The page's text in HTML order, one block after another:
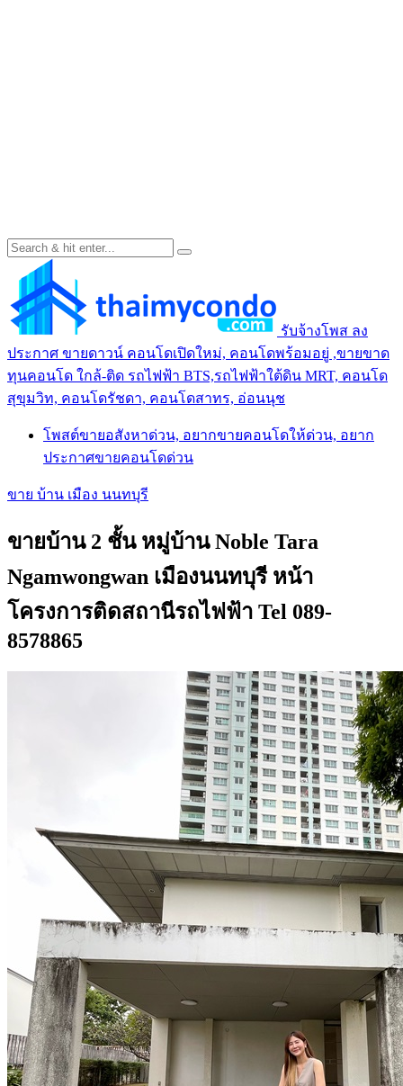
รับจ้างโพส ลง
ประกาศ ขายดาวน์ คอนโดเปิดใหม่, คอนโดพร้อมอยู่ ,ขายขาด
ทุนคอนโด ใกล้-ติด รถไฟฟ้า BTS,รถไฟฟ้าใต้ดิน MRT, คอนโด
สุขุมวิท, คอนโดรัชดา, คอนโดสาทร, อ่อนนุช
โพสต์ขายอสังหาด่วน, อยากขายคอนโดให้ด่วน, อยาก
ประกาศขายคอนโดด่วน
ขาย บ้าน เมือง นนทบุรี
ขายบ้าน 2 ชั้น หมู่บ้าน Noble Tara
Ngamwongwan เมืองนนทบุรี หน้า
โครงการติดสถานีรถไฟฟ้า Tel 089-
8578865